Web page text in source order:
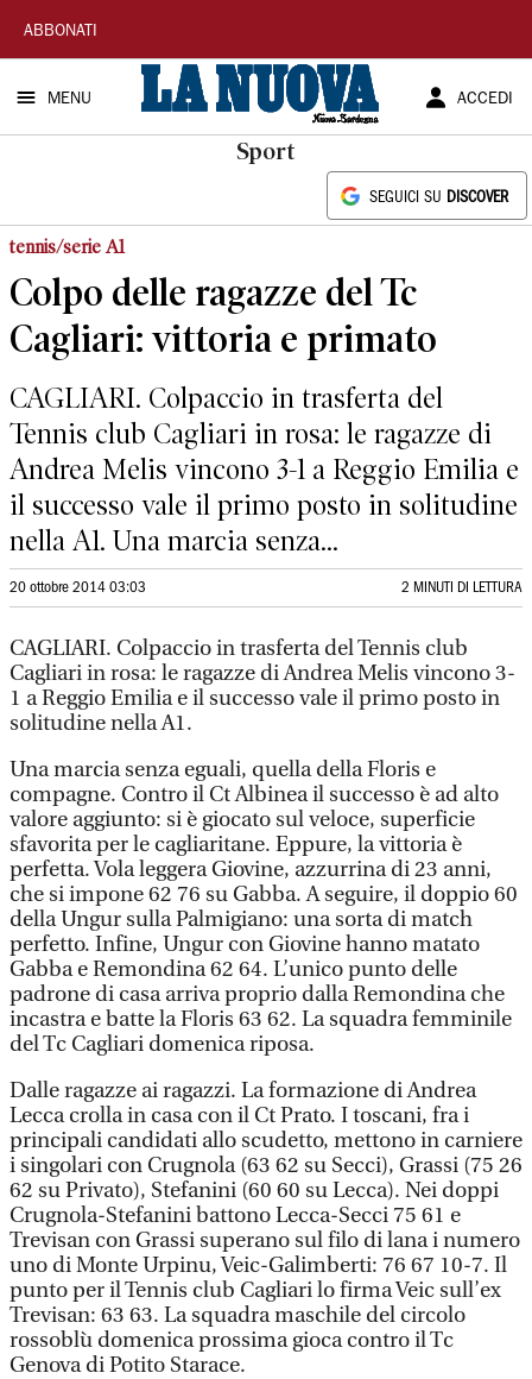
La
Nuova
Sardegna
ABBONATI
MENU ACCEDI
Sport
SEGUICI SU DISCOVER
tennis/serie A1
Colpo delle ragazze del Tc
Cagliari: vittoria e primato
CAGLIARI. Colpaccio in trasferta del
Tennis club Cagliari in rosa: le ragazze di
Andrea Melis vincono 3-1 a Reggio Emilia e
il successo vale il primo posto in solitudine
nella A1. Una marcia senza...
20 ottobre 2014 03:03 2 MINUTI DI LETTURA
CAGLIARI. Colpaccio in trasferta del Tennis club
Cagliari in rosa: le ragazze di Andrea Melis vincono 3-
1 a Reggio Emilia e il successo vale il primo posto in
solitudine nella A1.
Una marcia senza eguali, quella della Floris e
compagne. Contro il Ct Albinea il successo è ad alto
valore aggiunto: si è giocato sul veloce, superficie
sfavorita per le cagliaritane. Eppure, la vittoria è
perfetta. Vola leggera Giovine, azzurrina di 23 anni,
che si impone 62 76 su Gabba. A seguire, il doppio 60
della Ungur sulla Palmigiano: una sorta di match
perfetto. Infine, Ungur con Giovine hanno matato
Gabba e Remondina 62 64. L’unico punto delle
padrone di casa arriva proprio dalla Remondina che
incastra e batte la Floris 63 62. La squadra femminile
del Tc Cagliari domenica riposa.
Dalle ragazze ai ragazzi. La formazione di Andrea
Lecca crolla in casa con il Ct Prato. I toscani, fra i
principali candidati allo scudetto, mettono in carniere
i singolari con Crugnola (63 62 su Secci), Grassi (75 26
62 su Privato), Stefanini (60 60 su Lecca). Nei doppi
Crugnola-Stefanini battono Lecca-Secci 75 61 e
Trevisan con Grassi superano sul filo di lana i numero
uno di Monte Urpinu, Veic-Galimberti: 76 67 10-7. Il
punto per il Tennis club Cagliari lo firma Veic sull’ex
Trevisan: 63 63. La squadra maschile del circolo
rossoblù domenica prossima gioca contro il Tc
Genova di Potito Starace.